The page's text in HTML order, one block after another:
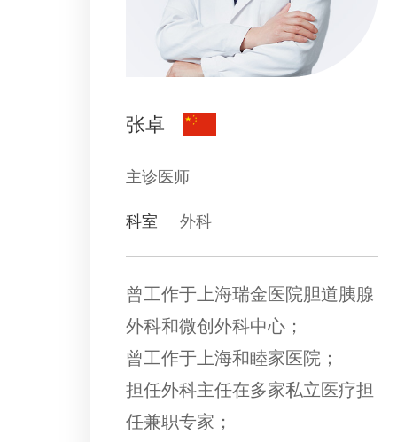
张卓
主诊医师
科室 外科
曾工作于上海瑞金医院胆道胰腺
外科和微创外科中心；
曾工作于上海和睦家医院；
担任外科主任在多家私立医疗担
任兼职专家；